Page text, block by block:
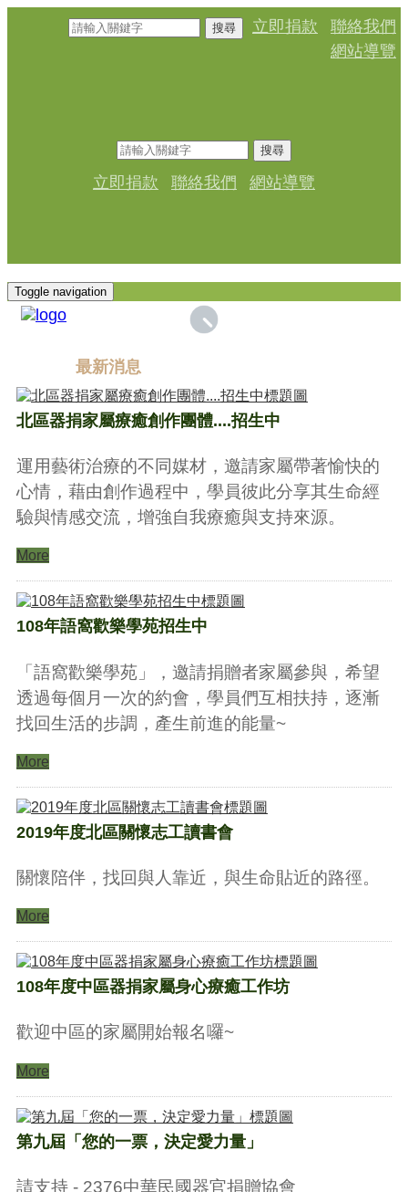
搜尋 立即捐款
聯絡我們
網站導覽
搜尋
立即捐款 聯絡我們 網站導覽
Toggle navigation
最新消息
北區器捐家屬療癒創作團體....招生中
運用藝術治療的不同媒材，邀請家屬帶著愉快的
心情，藉由創作過程中，學員彼此分享其生命經
驗與情感交流，增強自我療癒與支持來源。
More
108年語窩歡樂學苑招生中
「語窩歡樂學苑」，邀請捐贈者家屬參與，希望
透過每個月一次的約會，學員們互相扶持，逐漸
找回生活的步調，產生前進的能量~
More
2019年度北區關懷志工讀書會
關懷陪伴，找回與人靠近，與生命貼近的路徑。
More
108年度中區器捐家屬身心療癒工作坊
歡迎中區的家屬開始報名囉~
More
第九屆「您的一票，決定愛力量」
請支持 - 2376中華民國器官捐贈協會